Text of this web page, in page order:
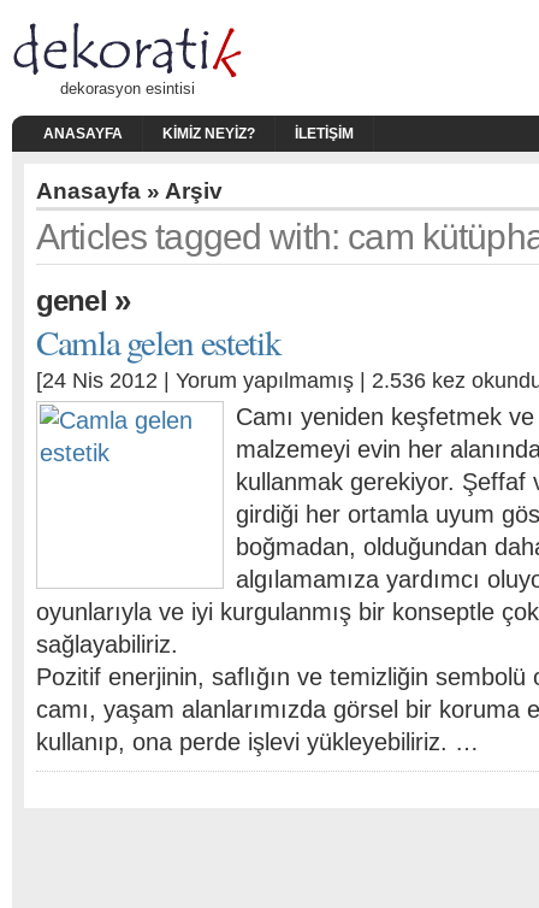
dekorasyon esintisi
ANASAYFA KIMIZ NEYIZ? İLETIŞIM
Anasayfa » Arşiv
Articles tagged with: cam
genel »
Camla gelen estetik
[24 Nis 2012 | Yorum yapılmamış | 2.536 kez
Camı yeniden keşfetmek
malzemeyi evin her
kullanmak gerekiyor. Şeffaf
girdiği her ortamla uyum
boğmadan, olduğundan
algılamamıza yardımcı
oyunlarıyla ve iyi kurgulanmış bir konseptle
sağlayabiliriz.
Pozitif enerjinin, saflığın ve temizliğin sembolü
camı, yaşam alanlarımızda görsel bir koruma
kullanıp, ona perde işlevi yükleyebiliriz. …